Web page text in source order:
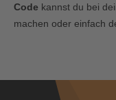
Code kannst du bei
machen oder einfach